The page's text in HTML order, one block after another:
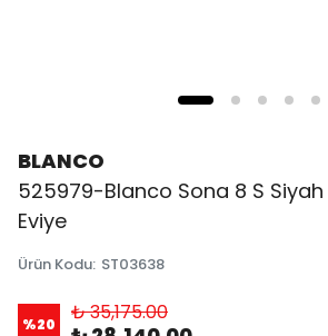
BLANCO
525979-Blanco Sona 8 S
Eviye
Ürün Kodu: ST03638
%20 ₺ 35,175.00